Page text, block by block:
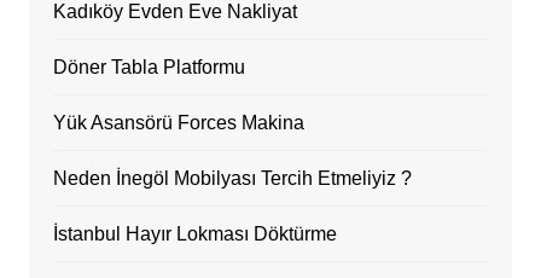
Kadıköy Evden Eve Nakliyat
Döner Tabla Platformu
Yük Asansörü Forces Makina
Neden İnegöl Mobilyası Tercih Etmeliyiz ?
İstanbul Hayır Lokması Döktürme